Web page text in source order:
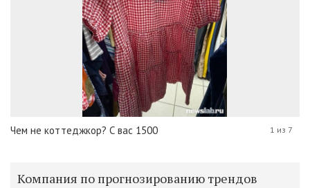
Чем не коттеджкор? С вас 1500 1 из 7
Компания по прогнозированию трендов